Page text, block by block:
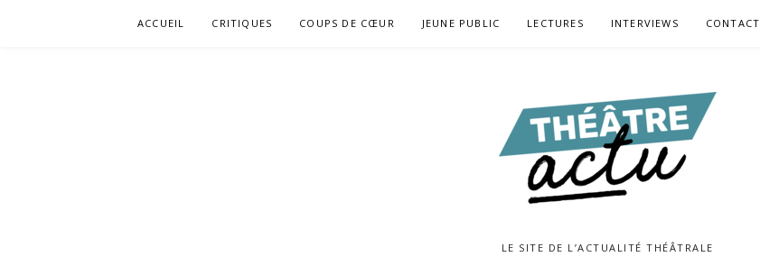
ACCUEIL CRITIQUES COUPS DE CŒUR JEUNE PUBLIC LECTURES INTERVIEWS CONTACT
LE SITE DE L’ACTUALITÉ THÉÂTRALE